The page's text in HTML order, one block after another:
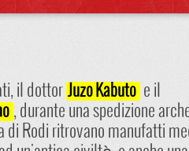
il dottor Juzo Kabuto e il
, durante una spedizione
di Rodi ritrovano manufatti